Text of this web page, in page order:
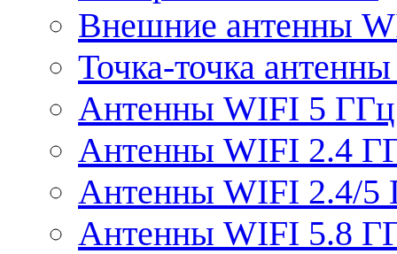
Внешние антенны
Точка-точка
Антенны WIFI 5 ГГц
Антенны WIFI 2.4
Антенны WIFI 2.4/5
Антенны WIFI 5.8